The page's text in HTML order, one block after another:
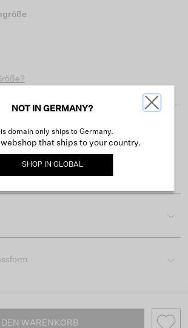
Versand ab 50 €
Arbeitstagen
innerhalb von 30 Tagen
DEN WARENKORB
NOT IN GERMANY?
domain only ships to Germany.
webshop that ships to your country.
SHOP IN GLOBAL